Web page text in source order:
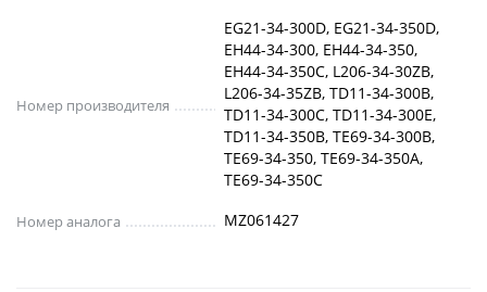
Номер производителя
EG21-34-300D, EG21-34-350D,
EH44-34-300, EH44-34-350,
EH44-34-350C, L206-34-30ZB,
L206-34-35ZB, TD11-34-300B,
TD11-34-300C, TD11-34-300E,
TD11-34-350B, TE69-34-300B,
TE69-34-350, TE69-34-350A,
TE69-34-350C
Номер аналога MZ061427